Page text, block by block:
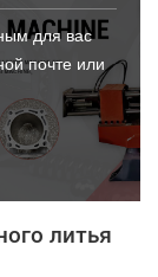
для вас
почте или
литья